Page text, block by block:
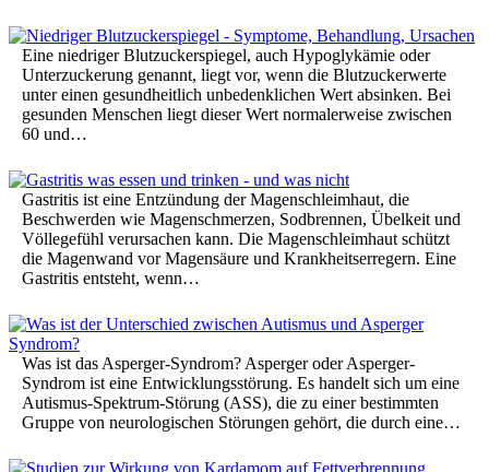
Eine niedriger Blutzuckerspiegel, auch Hypoglykämie oder
Unterzuckerung genannt, liegt vor, wenn die Blutzuckerwerte
unter einen gesundheitlich unbedenklichen Wert absinken. Bei
gesunden Menschen liegt dieser Wert normalerweise zwischen
60 und…
Gastritis ist eine Entzündung der Magenschleimhaut, die
Beschwerden wie Magenschmerzen, Sodbrennen, Übelkeit und
Völlegefühl verursachen kann. Die Magenschleimhaut schützt
die Magenwand vor Magensäure und Krankheitserregern. Eine
Gastritis entsteht, wenn…
Was ist das Asperger-Syndrom? Asperger oder Asperger-
Syndrom ist eine Entwicklungsstörung. Es handelt sich um eine
Autismus-Spektrum-Störung (ASS), die zu einer bestimmten
Gruppe von neurologischen Störungen gehört, die durch eine…